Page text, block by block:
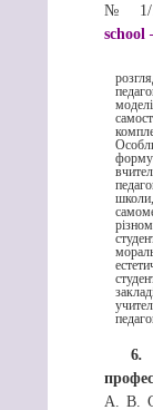
№ 1/
school
У
6
А. В.